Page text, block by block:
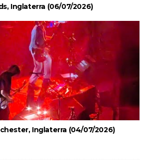
Inglaterra (06/07/2026)
Inglaterra (04/07/2026)